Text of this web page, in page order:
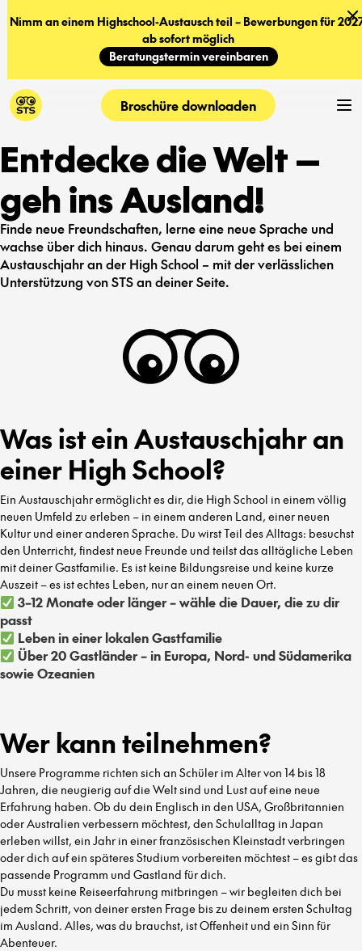
Nimm an einem Highschool-Austausch teil – Bewerbungen für
ab sofort möglich
Beratungstermin vereinbaren
Broschüre downloaden
Entdecke die Welt —
geh ins Ausland!
Finde neue Freundschaften, lerne eine neue Sprache und
wachse über dich hinaus. Genau darum geht es bei einem
Austauschjahr an der High School – mit der verlässlichen
Unterstützung von STS an deiner Seite.
Was ist ein Austauschjahr an
einer High School?
Ein Austauschjahr ermöglicht es dir, die High School in einem völlig
neuen Umfeld zu erleben – in einem anderen Land, einer neuen
Kultur und einer anderen Sprache. Du wirst Teil des Alltags: besuchst
den Unterricht, findest neue Freunde und teilst das alltägliche Leben
mit deiner Gastfamilie. Es ist keine Bildungsreise und keine kurze
Auszeit – es ist echtes Leben, nur an einem neuen Ort.
3–12 Monate oder länger – wähle die Dauer, die zu dir
passt
Leben in einer lokalen Gastfamilie
Über 20 Gastländer – in Europa, Nord- und Südamerika
sowie Ozeanien
Wer kann teilnehmen?
Unsere Programme richten sich an Schüler im Alter von 14 bis 18
Jahren, die neugierig auf die Welt sind und Lust auf eine neue
Erfahrung haben. Ob du dein Englisch in den USA, Großbritannien
oder Australien verbessern möchtest, den Schulalltag in Japan
erleben willst, ein Jahr in einer französischen Kleinstadt verbringen
oder dich auf ein späteres Studium vorbereiten möchtest – es gibt das
passende Programm und Gastland für dich.
Du musst keine Reiseerfahrung mitbringen – wir begleiten dich bei
jedem Schritt, von deiner ersten Frage bis zu deinem ersten Schultag
im Ausland. Alles, was du brauchst, ist Offenheit und ein Sinn für
Abenteuer.